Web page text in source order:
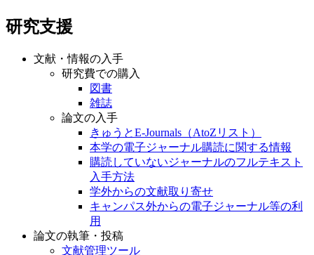
研究支援
文献・情報の入手
研究費での購入
図書
雑誌
論文の入手
きゅうとE-Journals（AtoZリスト）
本学の電子ジャーナル購読に関する情報
購読していないジャーナルのフルテキスト
入手方法
学外からの文献取り寄せ
キャンパス外からの電子ジャーナル等の利
用
論文の執筆・投稿
文献管理ツール